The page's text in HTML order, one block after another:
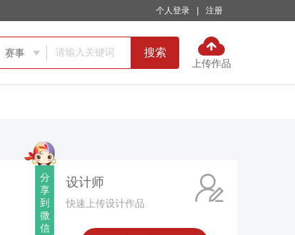
个人登录 注册
赛事  搜索
上传作品
分
享
到
微
信
设计师
快速上传设计作品